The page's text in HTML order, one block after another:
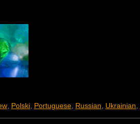
, Polski, Portuguese, Russian, Ukrainian,